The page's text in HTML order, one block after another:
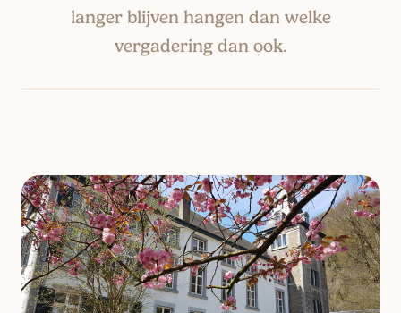
langer blijven hangen dan welke
vergadering dan ook.